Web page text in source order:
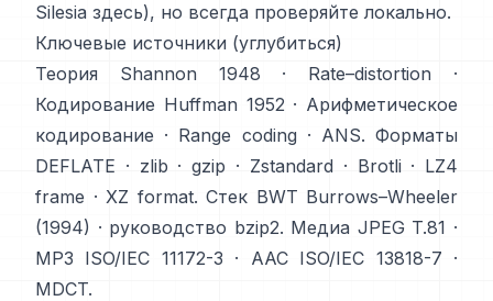
Silesia здесь), но всегда проверяйте локально.
Ключевые источники (углубиться)
Теория
Shannon 1948 · Rate–distortion
·
Кодирование Huffman 1952 · Арифметическое
кодирование · Range coding · ANS. Форматы
DEFLATE · zlib · gzip · Zstandard · Brotli · LZ4
frame · XZ format. Стек BWT Burrows–Wheeler
(1994) · руководство bzip2. Медиа JPEG T.81 ·
MP3 ISO/IEC 11172-3 · AAC ISO/IEC 13818-7 ·
MDCT.